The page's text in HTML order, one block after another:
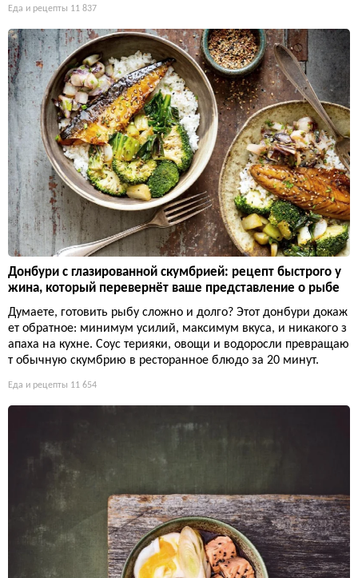
Еда и рецепты 11 837
Донбури с глазированной скумбрией: рецепт быстрого у
жина, который перевернёт ваше представление о рыбе
Думаете, готовить рыбу сложно и долго? Этот донбури докаж
ет обратное: минимум усилий, максимум вкуса, и никакого з
апаха на кухне. Соус терияки, овощи и водоросли превращаю
т обычную скумбрию в ресторанное блюдо за 20 минут.
Еда и рецепты 11 654